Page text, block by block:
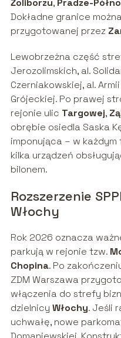
Żoliborzu, Pradze-
Dokładne granice
przygotowanej przez
Lewobrzeżna część
Jerozolimskich, al.
Czerniakowskiej, al.
Grójeckiej. Po prawej
rejonie ulic Targowej,
obrębie osiedla Saska
imponująca – w każdym
kilka urządzeń
bilonem.
Rozszerzenie
Włochy
Rok 2026 oznacza
parkują w rejonie tzw.
Chopina. Po
ZDM Warszawa
włączenia do strefy
dzielnicy Włochy. Jeśli
uchwałę, nowe